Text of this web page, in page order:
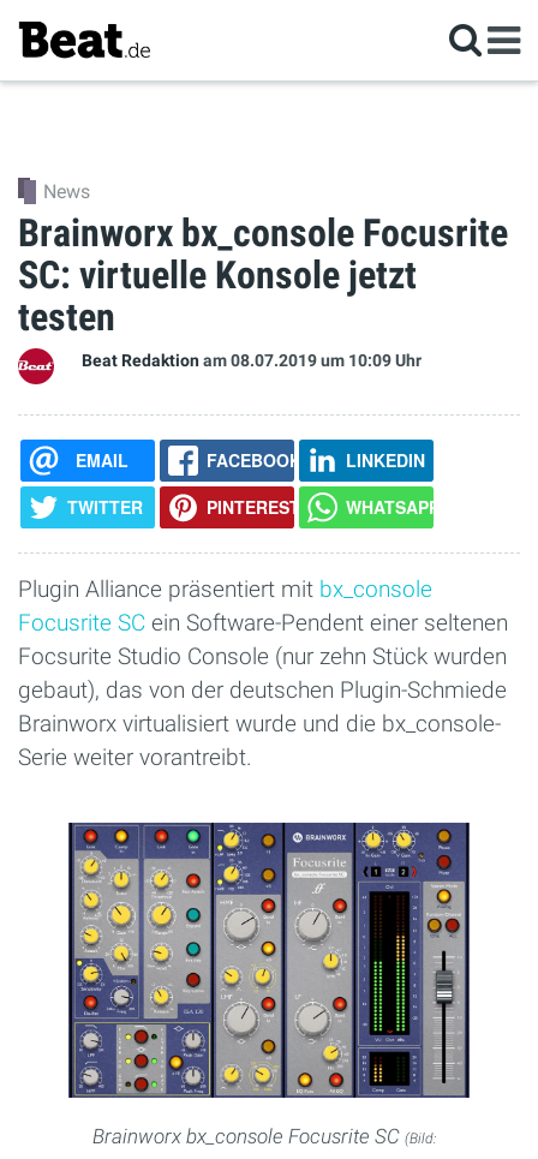
News
Brainworx bx_console Focusrite
SC: virtuelle Konsole jetzt
testen
Beat Redaktionam 08.07.2019um 10:09 Uhr
EMAIL FACEBOOK
LINKEDIN
TWITTER
PINTEREST WHATSAPP
Plugin Alliance präsentiert mit bx_console
Focusrite SC ein Software-Pendent einer seltenen
Focsurite Studio Console (nur zehn Stück wurden
gebaut), das von der deutschen Plugin-Schmiede
Brainworx virtualisiert wurde und die bx_console-
Serie weiter vorantreibt.
Brainworx bx_console Focusrite SC (Bild: